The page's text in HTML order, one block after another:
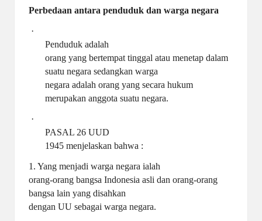
Perbedaan antara penduduk dan warga negara
·
Penduduk adalah
orang yang bertempat tinggal atau menetap dalam
suatu negara sedangkan warga
negara adalah orang yang secara hukum
merupakan anggota suatu negara.
·
PASAL 26 UUD
1945 menjelaskan bahwa :
1. Yang menjadi warga negara ialah
orang-orang bangsa Indonesia asli dan orang-orang
bangsa lain yang disahkan
dengan UU sebagai warga negara.